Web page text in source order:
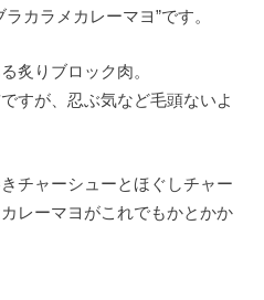
カラメカレーマヨ”です。
炙りブロック肉。
すが、忍ぶ気など毛頭ないよ
チャーシューとほぐしチャー
レーマヨがこれでもかとかか